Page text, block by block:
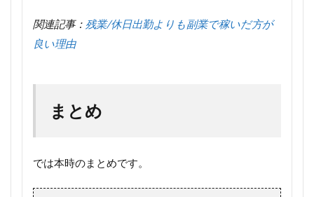
関連記事： 残業/休日出勤よりも副業で稼いだ方が
良い理由
まとめ
では本時のまとめです。